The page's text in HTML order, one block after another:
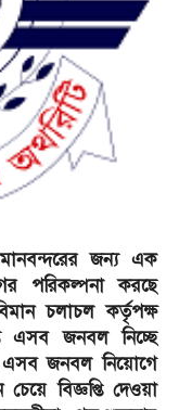
জন্য এক
পরিকল্পনা করছে
চলাচল কর্তৃপক্ষ
এসব জনবল নিচ্ছে
এসব জনবল নিয়োগে
বিজ্ঞপ্তি দেওয়া